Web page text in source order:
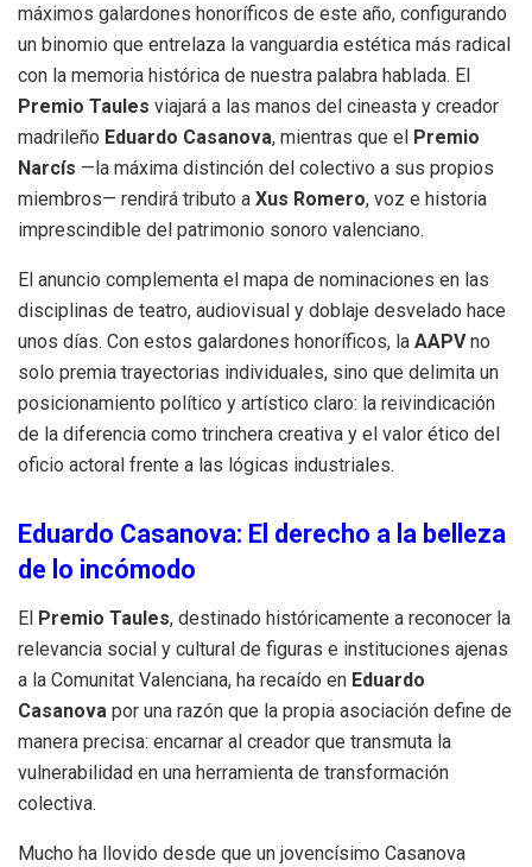
máximos galardones honoríficos de este año, configurando
un binomio que entrelaza la vanguardia estética más radical
con la memoria histórica de nuestra palabra hablada. El
Premio Taules viajará a las manos del cineasta y creador
madrileño Eduardo Casanova, mientras que el Premio
Narcís —la máxima distinción del colectivo a sus propios
miembros— rendirá tributo a Xus Romero, voz e historia
imprescindible del patrimonio sonoro valenciano.
El anuncio complementa el mapa de nominaciones en las
disciplinas de teatro, audiovisual y doblaje desvelado hace
unos días. Con estos galardones honoríficos, la AAPVno
solo premia trayectorias individuales, sino que delimita un
posicionamiento político y artístico claro: la reivindicación
de la diferencia como trinchera creativa y el valor ético del
oficio actoral frente a las lógicas industriales.
Eduardo Casanova: El derecho a la belleza
de lo incómodo
El Premio Taules, destinado históricamente a reconocer la
relevancia social y cultural de figuras e instituciones ajenas
a la Comunitat Valenciana, ha recaído en Eduardo
Casanova por una razón que la propia asociación define de
manera precisa: encarnar al creador que transmuta la
vulnerabilidad en una herramienta de transformación
colectiva.
Mucho ha llovido desde que un jovencísimo Casanova